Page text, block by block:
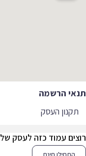
הרשמה
תקנון העסק
עמוד כזה לעסק